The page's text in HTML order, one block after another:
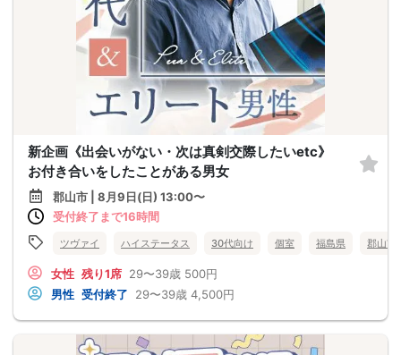
新企画《出会いがない・次は真剣交際したいetc》
お付き合いをしたことがある男女
郡山市 | 8月9日(日) 13:00〜
受付終了まで16時間
ツヴァイ ハイステータス 30代向け 個室 福島県 郡山市
女性 残り1席 29〜39歳 500円
男性 受付終了 29〜39歳 4,500円